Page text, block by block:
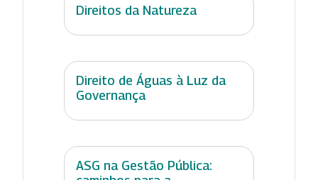
Direitos da Natureza
Direito de Águas à Luz da
Governança
ASG na Gestão Pública: